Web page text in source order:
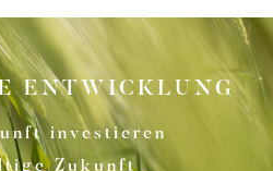
ENTWICKLUNG
investieren
Zukunft